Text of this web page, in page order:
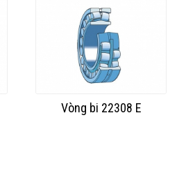
Vòng bi 22308 E